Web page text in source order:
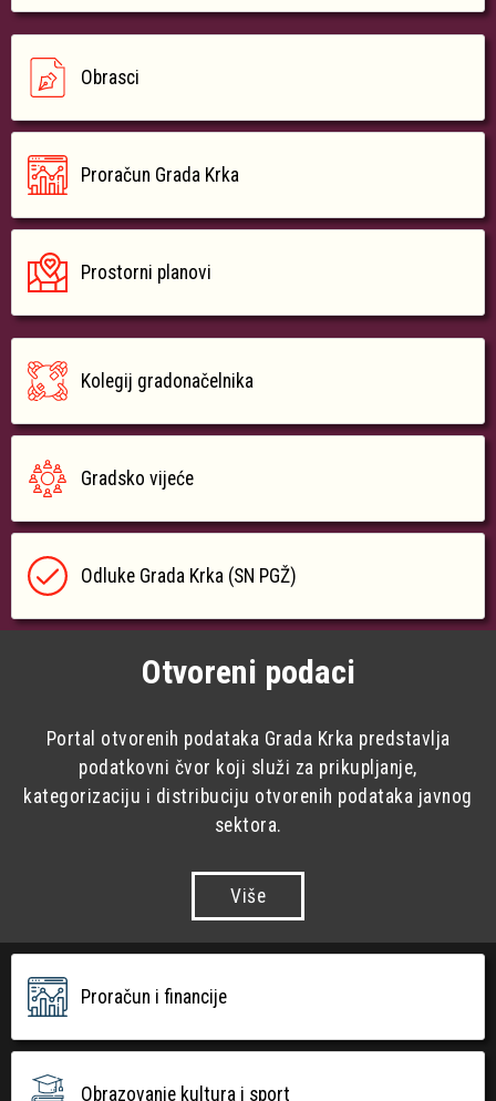
Obrasci
Proračun Grada Krka
Prostorni planovi
Kolegij gradonačelnika
Gradsko vijeće
Odluke Grada Krka (SN PGŽ)
Otvoreni podaci
Portal otvorenih podataka Grada Krka predstavlja
podatkovni čvor koji služi za prikupljanje,
kategorizaciju i distribuciju otvorenih podataka javnog
sektora.
Više
Proračun i financije
Obrazovanje kultura i sport